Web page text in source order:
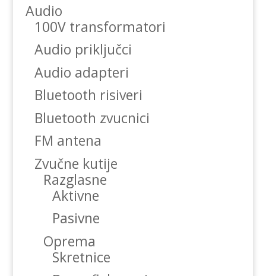
Audio
100V transformatori
Audio priključci
Audio adapteri
Bluetooth risiveri
Bluetooth zvucnici
FM antena
Zvučne kutije
Razglasne
Aktivne
Pasivne
Oprema
Skretnice